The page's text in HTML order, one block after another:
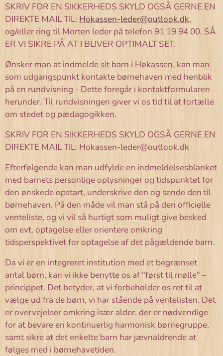
SKRIV FOR EN SIKKERHEDS SKYLD OGSÅ GERNE EN
DIREKTE MAIL TIL: Hokassen-leder@outlook.dk,
og/eller ring til Morten leder på telefon 91 19 94 00. SÅ
ER VI SIKRE PÅ AT I BLIVER OPTIMALT SET.
Ønsker man at indmelde sit barn i Høkassen, kan man
som udgangspunkt kontakte børnehaven med henblik
på en rundvisning - Dette foregår i kontaktformularen
herunder. Til rundvisningen giver vi os tid til at fortælle
om stedet og pædagogikken.
SKRIV FOR EN SIKKERHEDS SKYLD OGSÅ GERNE EN
DIREKTE MAIL TIL: Hokassen-leder@outlook.dk
Efterfølgende kan man udfylde en indmeldelsesblanket
med barnets personlige oplysninger og tidspunktet for
den ønskede opstart, underskrive den og sende den til
børnehaven. På den måde vil man stå på den officielle
venteliste, og vi vil så hurtigt som muligt give besked
om evt. optagelse eller orientere omkring
tidsperspektivet for optagelse af det pågældende barn.
Da vi er en integreret institution med et begrænset
antal børn, kan vi ikke benytte os af "først til mølle" –
princippet. Det betyder, at vi forbeholder os ret til at
vælge ud fra de børn, vi har stående på ventelisten. Det
er overvejelser omkring især alder, der er nødvendige
for at bevare en kontinuerlig harmonisk børnegruppe,
samt sikre at det enkelte barn har jævnaldrende at
følges med i børnehavetiden.